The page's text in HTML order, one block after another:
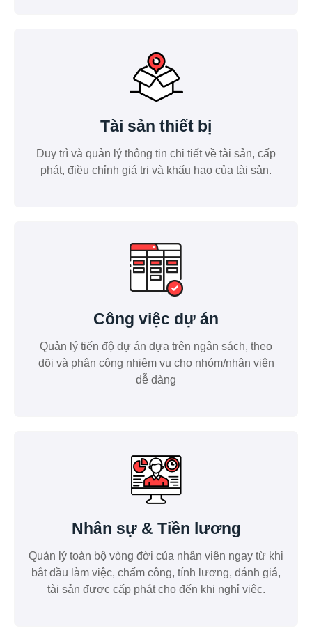
Tài sản thiết bị
Duy trì và quản lý thông tin chi tiết về tài sản, cấp
phát, điều chỉnh giá trị và khấu hao của tài sản.
Công việc dự án
Quản lý tiến độ dự án dựa trên ngân sách, theo
dõi và phân công nhiêm vụ cho nhóm/nhân viên
dễ dàng
Nhân sự & Tiền lương
Quản lý toàn bộ vòng đời của nhân viên ngay từ khi
bắt đầu làm việc, chấm công, tính lương, đánh giá,
tài sản được cấp phát cho đến khi nghỉ việc.